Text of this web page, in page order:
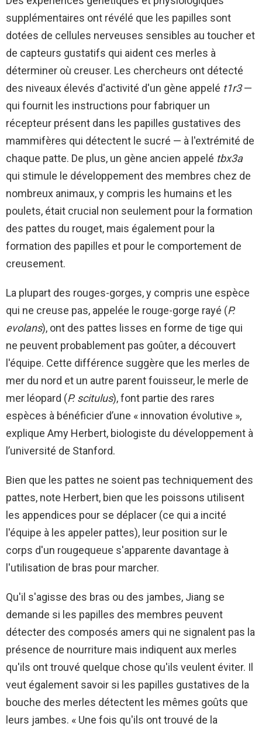
supplémentaires ont révélé que les papilles sont
dotées de cellules nerveuses sensibles au toucher et
de capteurs gustatifs qui aident ces merles à
déterminer où creuser. Les chercheurs ont détecté
des niveaux élevés d'activité d'un gène appelé t1r3—
qui fournit les instructions pour fabriquer un
récepteur présent dans les papilles gustatives des
mammifères qui détectent le sucré — à l'extrémité de
chaque patte. De plus, un gène ancien appelé tbx3a
qui stimule le développement des membres chez de
nombreux animaux, y compris les humains et les
poulets, était crucial non seulement pour la formation
des pattes du rouget, mais également pour la
formation des papilles et pour le comportement de
creusement.
La plupart des rouges-gorges, y compris une espèce
qui ne creuse pas, appelée le rouge-gorge rayé (P.
evolans), ont des pattes lisses en forme de tige qui
ne peuvent probablement pas goûter, a découvert
l'équipe. Cette différence suggère que les merles de
mer du nord et un autre parent fouisseur, le merle de
mer léopard (P. scitulus), font partie des rares
espèces à bénéficier d’une « innovation évolutive »,
explique Amy Herbert, biologiste du développement à
l’université de Stanford.
Bien que les pattes ne soient pas techniquement des
pattes, note Herbert, bien que les poissons utilisent
les appendices pour se déplacer (ce qui a incité
l'équipe à les appeler pattes), leur position sur le
corps d'un rougequeue s'apparente davantage à
l'utilisation de bras pour marcher.
Qu'il s'agisse des bras ou des jambes, Jiang se
demande si les papilles des membres peuvent
détecter des composés amers qui ne signalent pas la
présence de nourriture mais indiquent aux merles
qu'ils ont trouvé quelque chose qu'ils veulent éviter. Il
veut également savoir si les papilles gustatives de la
bouche des merles détectent les mêmes goûts que
leurs jambes. « Une fois qu'ils ont trouvé de la